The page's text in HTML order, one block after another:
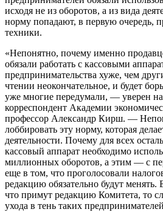
исходя не из оборотов, а из вида
норму попадают, в первую очередь,
техники.
«Непонятно, почему именно
обязали работать с кассовыми
предпринимательства хуже, чем
чтении неокончательное, и будет
уже многие передумали, — уверен
корреспондент Академии
профессор Александр Кирш. —
лоббировать эту норму, которая
деятельности. Почему для всех
кассовый аппарат необходимо
миллионных оборотов, а этим — с
еще в том, что проголосовали
редакцию обязательно будут
что примут редакцию Комитета, то
ухода в тень таких